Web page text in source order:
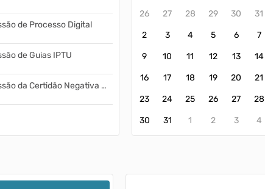
de Processo Digital
de Guias IPTU
Emissão da Certidão Negativa de Débitos - CND
26 27 28 29 30 31
2 3 4 5 6 7
9 10 11 12 13 14
16 17 18 19 20 21
23 24 25 26 27 28
30 31 1 2 3 4